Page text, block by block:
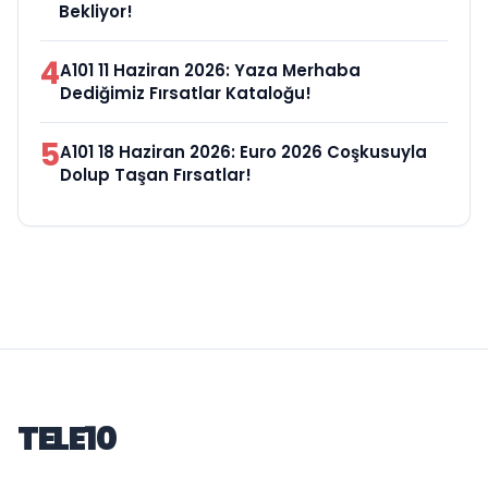
Bekliyor!
4A101 11 Haziran 2026: Yaza Merhaba
Dediğimiz Fırsatlar Kataloğu!
5A101 18 Haziran 2026: Euro 2026 Coşkusuyla
Dolup Taşan Fırsatlar!
TELE10